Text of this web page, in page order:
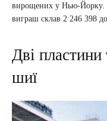
вирощених у Нью-Йорку.
виграш склав 2 246 398
Дві пластини
шиї